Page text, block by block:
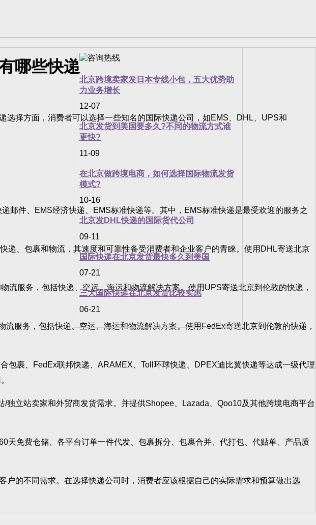
北京跨境卖家发日本专线小包，五大优势助
力业务增长
12-07
北京发货到美国要多久?不同的物流方式谁
更快?
11-09
在北京做跨境电商，如何选择国际物流发货
模式?
10-16
北京发DHL快递的国际货代公司
09-11
国际快递在北京发货最快多久到美国
07-21
三大国际快递在北京发货比较实惠
06-21
哪些快递
择方面，消费者可以选择一些知名的国际快递公司，如EMS、DHL、UPS和
件、EMS经济快递、EMS标准快递等。其中，EMS标准快递是最受欢迎的服务之
、包裹和物流，其速度和可靠性备受消费者和企业客户的青睐。使用DHL寄送北京
服务，包括快递、空运、海运和物流解决方案。使用UPS寄送北京到伦敦的快递，
务，包括快递、空运、海运和物流解决方案。使用FedEx寄送北京到伦敦的快递，
裹、FedEx联邦快递、ARAMEX、Toll环球快递、DPEX迪比翼快递等达成一级代理
立站卖家和外贸商发货需求。并提供Shopee、Lazada、Qoo10及其他跨境电商平台
免费仓储、各平台订单一件代发、包裹拆分、包裹合并、代打包、代贴单、产品质
的不同需求。在选择快递公司时，消费者应该根据自己的实际需求和预算做出选